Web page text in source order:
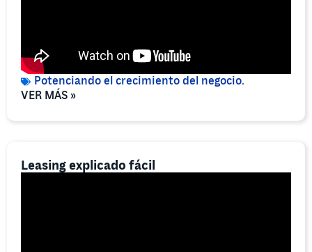
Potenciando el crecimiento del negocio.
VER MÁS »
Leasing explicado fácil